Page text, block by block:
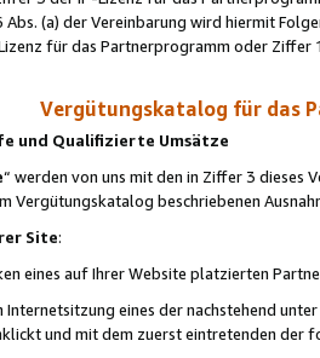
Abs. (a) der Vereinbarung wird hiermit
für das Partnerprogramm oder
Vergütungskatalog für das
und Qualifizierte Umsätze
“ werden von uns mit den in Ziffer 3
Vergütungskatalog beschriebenen
Site:
eines auf Ihrer Website platzierten
eines der nachstehend
und mit dem zuerst eintretenden der